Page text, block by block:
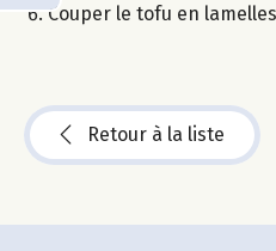
Couper le tofu en
Retour à la liste